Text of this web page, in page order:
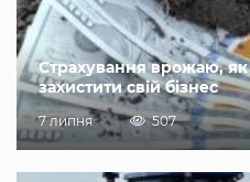
Страхування врожаю,
захистити свій бізнес
7 липня 507